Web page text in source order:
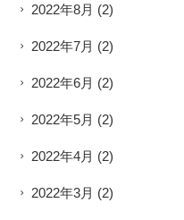
2022年8月 (2)
2022年7月 (2)
2022年6月 (2)
2022年5月 (2)
2022年4月 (2)
2022年3月 (2)